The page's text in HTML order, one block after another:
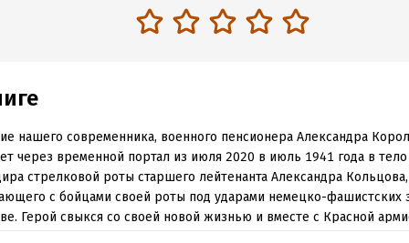
нашего современника, военного пенсионера Александра
через временной портал из июля 2020 в июль 1941 года в
стрелковой роты старшего лейтенанта Александра Кольцова,
с бойцами своей роты под ударами немецко-фашистских
Герой свыкся со своей новой жизнью и вместе с Красной